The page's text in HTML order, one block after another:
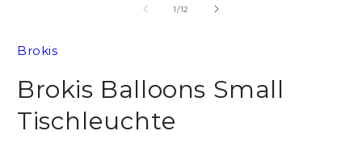
1/von
12
Brokis
Brokis Balloons Small
Tischleuchte